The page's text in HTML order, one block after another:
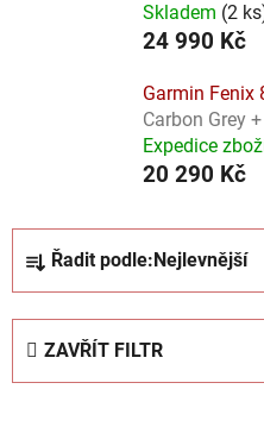
Skladem (2 ks
24 990 Kč
Garmin Fenix
Carbon Grey
Expedice
20 290 Kč
Řadit podle:Nejlevnější
ZAVŘÍT FILTR